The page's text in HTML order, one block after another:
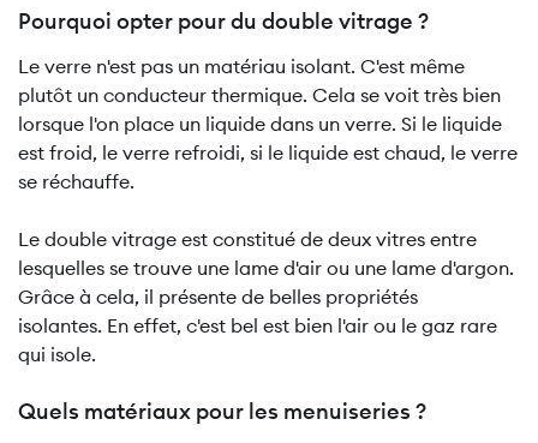
Pourquoi opter pour du double vitrage ?
Le verre n'est pas un matériau isolant. C'est même
plutôt un conducteur thermique. Cela se voit très bien
lorsque l'on place un liquide dans un verre. Si le liquide
est froid, le verre refroidi, si le liquide est chaud, le verre
se réchauffe.
Le double vitrage est constitué de deux vitres entre
lesquelles se trouve une lame d'air ou une lame d'argon.
Grâce à cela, il présente de belles propriétés
isolantes. En effet, c'est bel est bien l'air ou le gaz rare
qui isole.
Quels matériaux pour les menuiseries ?